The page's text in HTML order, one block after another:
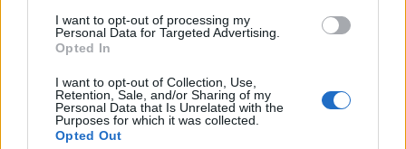
I want to opt-out of processing my
Personal Data for Targeted Advertising.
Opted In
I want to opt-out of Collection, Use,
Retention, Sale, and/or Sharing of my
Personal Data that Is Unrelated with the
Purposes for which it was collected.
Opted Out
Ισπανία – Ιταλία: Κλιμακώνεται η αντιπαράθεση
για το μεταναστευτικό με αμοιβαίους συνοριακούς
ελέγχους
09/08/2026 - 10:29 ΚΟΣΜΟΣ
Στα 15 δισ. ευρώ ο στόχος για νέα δάνεια το 2026